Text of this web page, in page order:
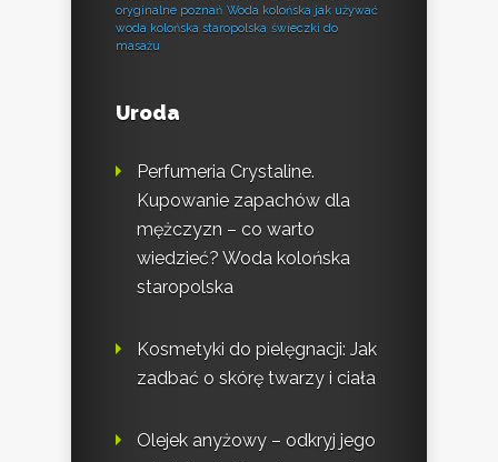
oryginalne poznań Woda kolońska jak używać
woda kolońska staropolska świeczki do
masażu
Uroda
Perfumeria Crystaline.
Kupowanie zapachów dla
mężczyzn – co warto
wiedzieć? Woda kolońska
staropolska
Kosmetyki do pielęgnacji: Jak
zadbać o skórę twarzy i ciała
Olejek anyżowy – odkryj jego